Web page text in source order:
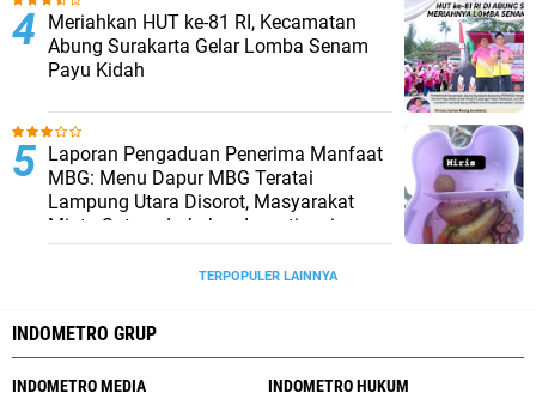
Meriahkan HUT ke-81 RI, Kecamatan
Abung Surakarta Gelar Lomba Senam
Payu Kidah
Laporan Pengaduan Penerima Manfaat
MBG: Menu Dapur MBG Teratai
Lampung Utara Disorot, Masyarakat
Minta Satgas Lakukan Investigasi
TERPOPULER LAINNYA
INDOMETRO GRUP
INDOMETRO MEDIA
INDOMETRO HUKUM